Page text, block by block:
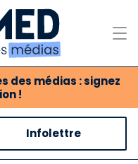
des médias : signez
!
médias
Infolettre